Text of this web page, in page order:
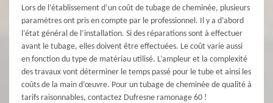
Lors de l’établissement d’un coût de tubage de cheminée, plusieurs
paramètres ont pris en compte par le professionnel. Il y a d’abord
l’état général de l’installation. Si des réparations sont à effectuer
avant le tubage, elles doivent être effectuées. Le coût varie aussi
en fonction du type de matériau utilisé. L’ampleur et la complexité
des travaux vont déterminer le temps passé pour le tube et ainsi les
coûts de la main d’œuvre. Pour un tubage de cheminée de qualité à
tarifs raisonnables, contactez Dufresne ramonage 60 !